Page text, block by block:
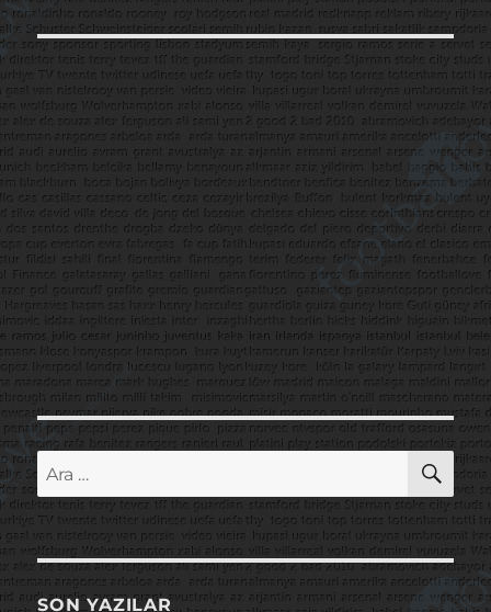
Ara:
SON YAZILAR